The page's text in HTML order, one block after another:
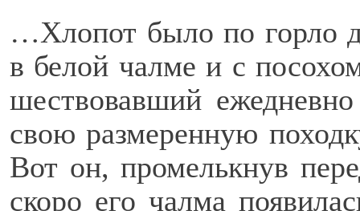
…Хлопот было по горло
в белой чалме и с
шествовавший
свою размеренную
Вот он, промелькнув
скоро его чалма